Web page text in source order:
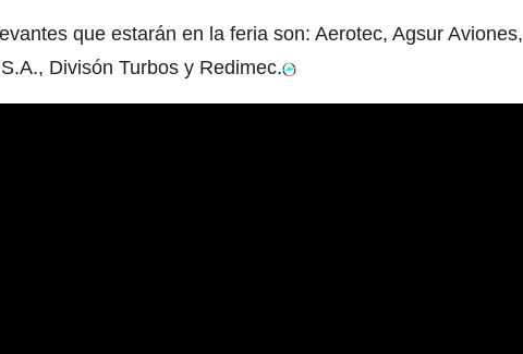
que estarán en la feria son: Aerotec, Agsur Aviones,
Divisón Turbos y Redimec.